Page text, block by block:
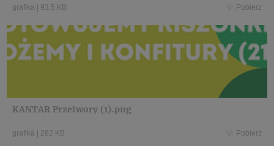
grafika 93,5 KB Pobierz
KANTAR Przetwory (1).png
grafika 262 KB Pobierz